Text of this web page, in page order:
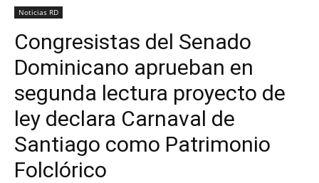
Noticias RD
Congresistas del Senado
Dominicano aprueban en
segunda lectura proyecto de
ley declara Carnaval de
Santiago como Patrimonio
Folclórico